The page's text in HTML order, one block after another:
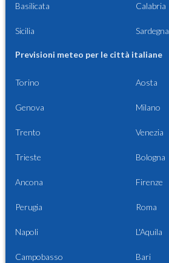
Basilicata Calabria
Sicilia Sardegna
Previsioni meteo per le città italiane
Torino Aosta
Genova Milano
Trento Venezia
Trieste Bologna
Ancona Firenze
Perugia Roma
Napoli L'Aquila
Campobasso Bari